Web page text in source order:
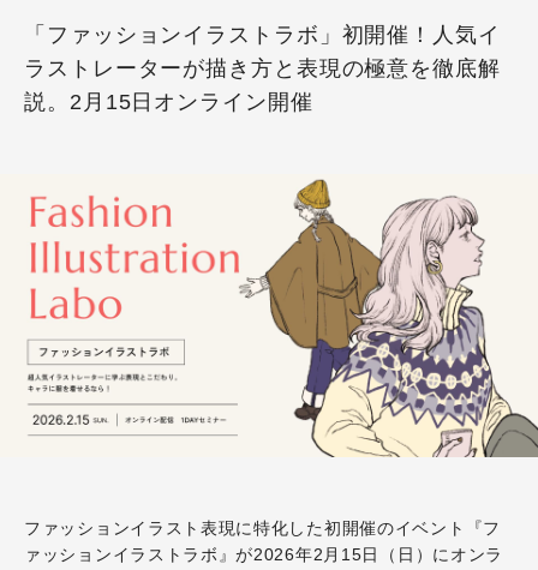
「ファッションイラストラボ」初開催！人気イ
ラストレーターが描き方と表現の極意を徹底解
説。2月15日オンライン開催
ファッションイラスト表現に特化した初開催のイベント『フ
ァッションイラストラボ』が2026年2月15日（日）にオンラ